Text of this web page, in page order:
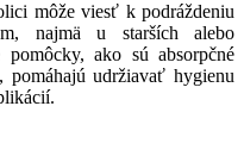
môže viesť k podráždeniu
najmä u starších alebo
ako sú absorpčné
pomáhajú udržiavať hygienu